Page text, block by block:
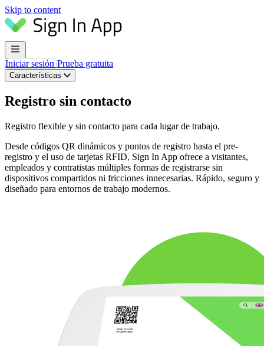
Skip to content
Iniciar sesiónPrueba gratuita
Características
Registro sin contacto
Registro flexible y sin contacto para cada lugar de trabajo.
Desde códigos QR dinámicos y puntos de registro hasta el pre-
registro y el uso de tarjetas RFID, Sign In App ofrece a visitantes,
empleados y contratistas múltiples formas de registrarse sin
dispositivos compartidos ni fricciones innecesarias. Rápido, seguro y
diseñado para entornos de trabajo modernos.